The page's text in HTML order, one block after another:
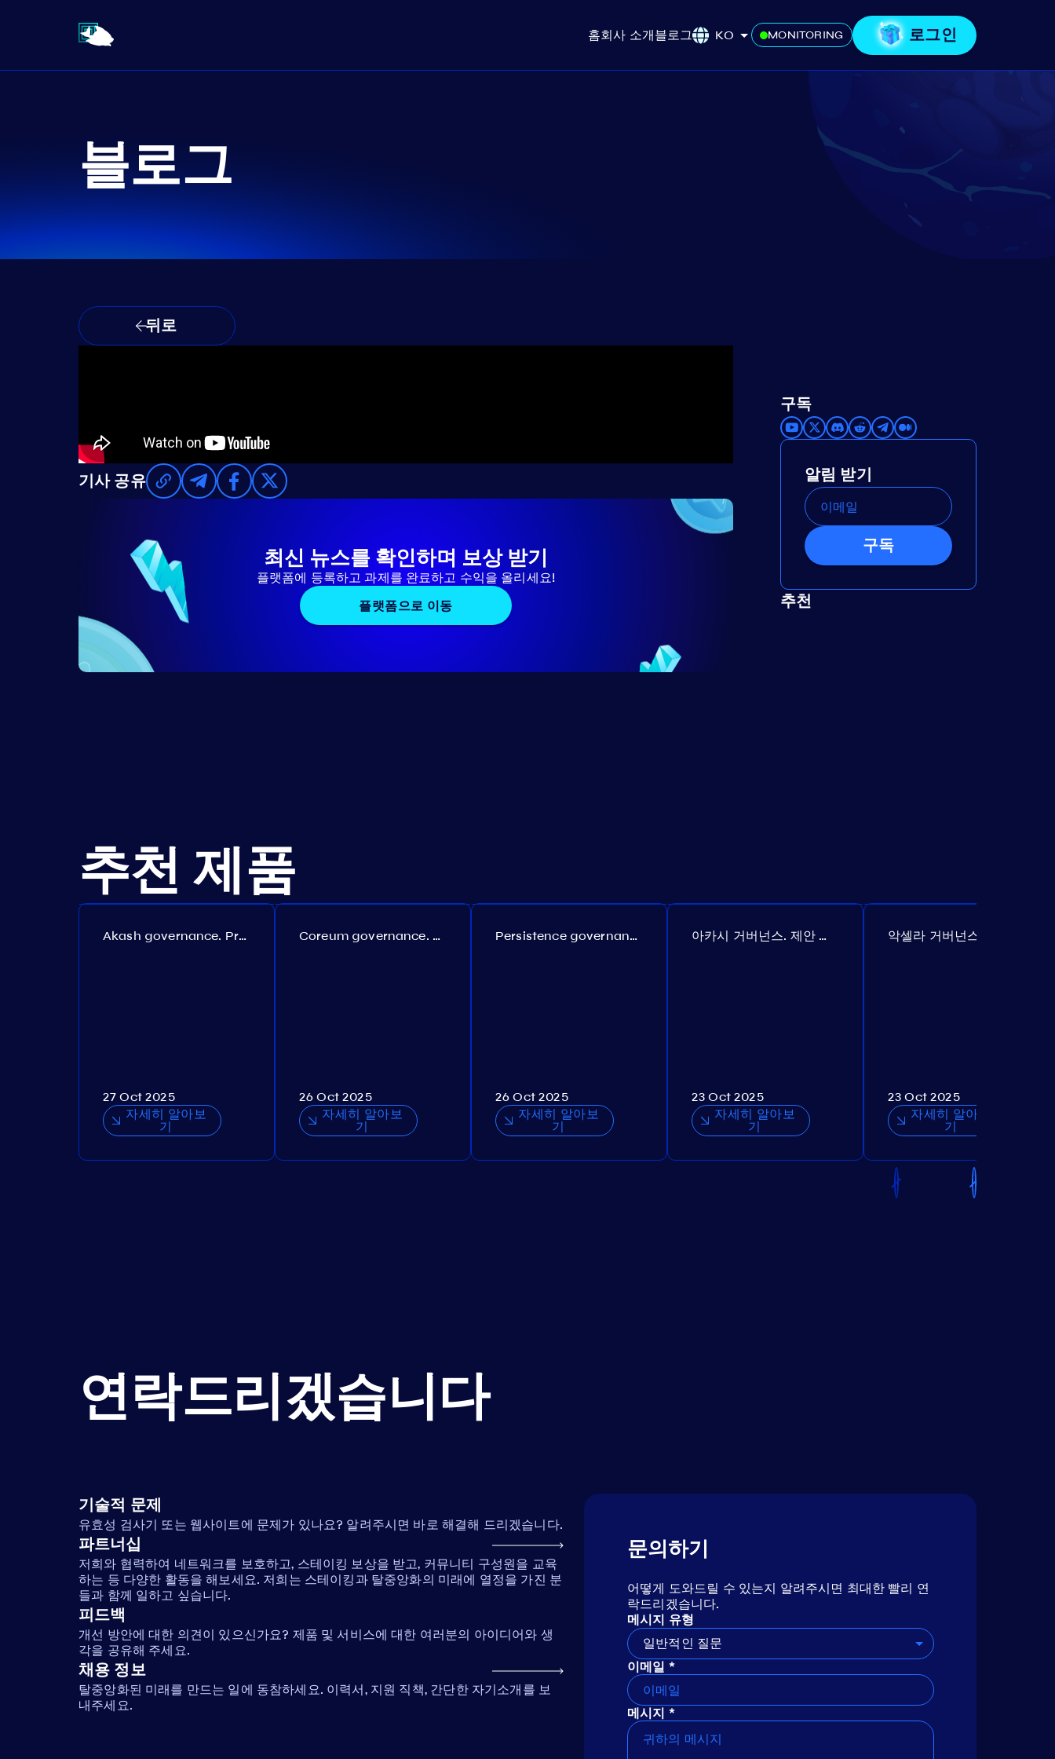
홈회사 소개블로그 KO MONITORING 로그인
블로그
뒤로
기사 공유
최신 뉴스를 확인하며 보상 받기
플랫폼에 등록하고 과제를 완료하고 수익을 올리세요!
플랫폼으로 이동
구독
알림 받기
구독
추천
추천 제품
Akash governance. Proposal №308
27 Oct 2025
자세히 알아보
기
Coreum governance. Proposal №22
26 Oct 2025
자세히 알아보
기
Persistence governance. Proposal №150
26 Oct 2025
자세히 알아보
기
아카시 거버넌스. 제안 №307
23 Oct 2025
자세히 알아보
기
23 Oct 2025
자세히 알아보
기
연락드리겠습니다
기술적 문제
유효성 검사기 또는 웹사이트에 문제가 있나요? 알려주시면 바로 해결해 드리겠습니다.
파트너십
저희와 협력하여 네트워크를 보호하고, 스테이킹 보상을 받고, 커뮤니티 구성원을 교육
하는 등 다양한 활동을 해보세요. 저희는 스테이킹과 탈중앙화의 미래에 열정을 가진 분
들과 함께 일하고 싶습니다.
피드백
개선 방안에 대한 의견이 있으신가요? 제품 및 서비스에 대한 여러분의 아이디어와 생
각을 공유해 주세요.
채용 정보
탈중앙화된 미래를 만드는 일에 동참하세요. 이력서, 지원 직책, 간단한 자기소개를 보
내주세요.
문의하기
어떻게 도와드릴 수 있는지 알려주시면 최대한 빨리 연
락드리겠습니다.
메시지 유형
일반적인 질문
이메일 *
메시지 *